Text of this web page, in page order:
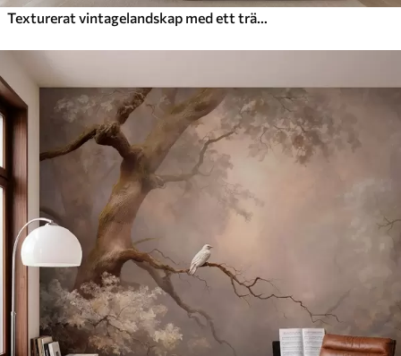
Texturerat vintagelandskap med ett träd nära en flod och en molnig himmel, naturkonst i sepiatoner